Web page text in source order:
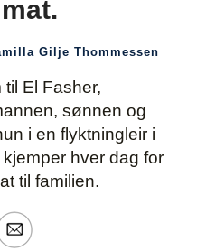
Gilje Thommessen
El Fasher,
sønnen og
i en flyktningleir i
hver dag for
til familien.